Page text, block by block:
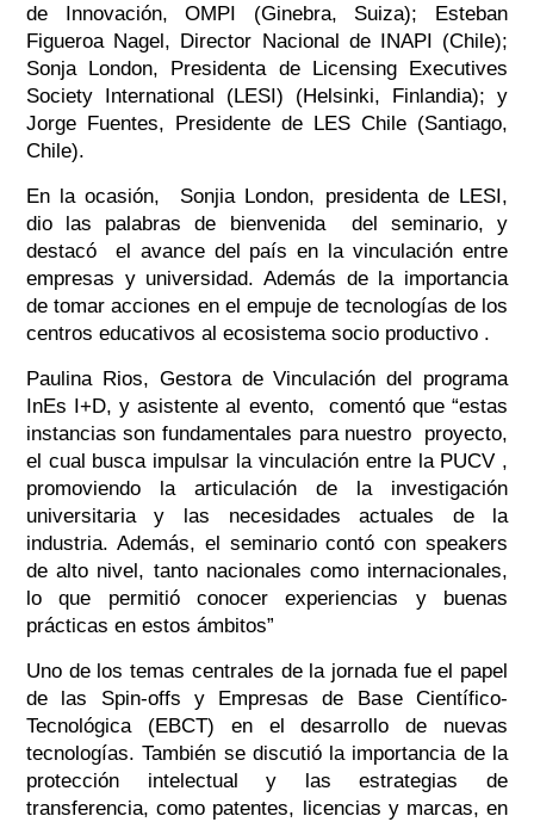
de Innovación, OMPI (Ginebra, Suiza); Esteban
Figueroa Nagel, Director Nacional de INAPI (Chile);
Sonja London, Presidenta de Licensing Executives
Society International (LESI) (Helsinki, Finlandia); y
Jorge Fuentes, Presidente de LES Chile (Santiago,
Chile).
En la ocasión, Sonjia London, presidenta de LESI,
dio las palabras de bienvenida del seminario, y
destacó el avance del país en la vinculación entre
empresas y universidad. Además de la importancia
de tomar acciones en el empuje de tecnologías de los
centros educativos al ecosistema socio productivo .
Paulina Rios, Gestora de Vinculación del programa
InEs I+D, y asistente al evento, comentó que “estas
instancias son fundamentales para nuestro proyecto,
el cual busca impulsar la vinculación entre la PUCV ,
promoviendo la articulación de la investigación
universitaria y las necesidades actuales de la
industria. Además, el seminario contó con speakers
de alto nivel, tanto nacionales como internacionales,
lo que permitió conocer experiencias y buenas
prácticas en estos ámbitos”
Uno de los temas centrales de la jornada fue el papel
de las Spin-offs y Empresas de Base Científico-
Tecnológica (EBCT) en el desarrollo de nuevas
tecnologías. También se discutió la importancia de la
protección intelectual y las estrategias de
transferencia, como patentes, licencias y marcas, en